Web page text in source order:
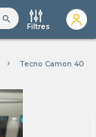
search
Filtres
Tecno Camon 40 -